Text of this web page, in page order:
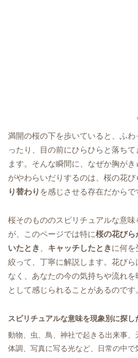
満開の桜の下を歩いていると、ふわ
ったり、目の前にひらひらと落ちて
ます。そんな瞬間に、なぜか胸が
がやわらいだりするのは、桜の花び
り替わり を感じさせる存在だからで
桜そのもののスピリチュアルな意
が、このページでは特に桜の花びら
いたとき
キャッチしたときに何を
絞って、丁寧に解説します。花び
なく、あなたの今の気持ちや流れ
として感じられることがあるのです
スピリチュアルな意味を現象別に探し
動物、虫、鳥、神社で起きる出来事、
体調、写真に写る光など、日常の中で